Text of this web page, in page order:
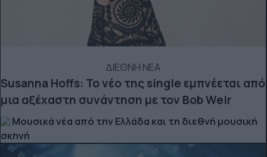
ΔΙΕΘΝΗ ΝΕΑ
Susanna Hoffs: Το νέο της single εμπνέεται από
μια αξέχαστη συνάντηση με τον Bob Weir
Μουσικά νέα από την Ελλάδα και τη διεθνή μουσική
σκηνή